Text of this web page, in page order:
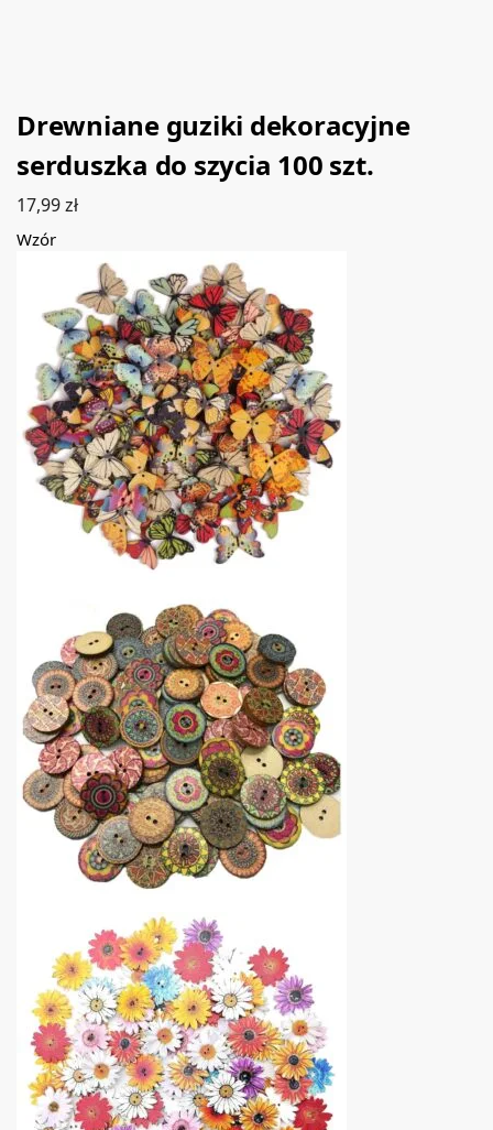
Drewniane guziki dekoracyjne
serduszka do szycia 100 szt.
17,99zł
Wzór